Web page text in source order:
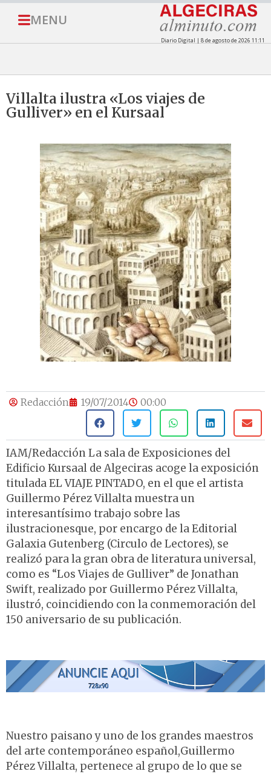
MENU
Diario Digital | 8 de agosto de 2026 11:11
Villalta ilustra «Los viajes de
Gulliver» en el Kursaal
Redacción 19/07/2014 00:00
IAM/Redacción La sala de Exposiciones del
Edificio Kursaal de Algeciras acoge la exposición
titulada EL VIAJE PINTADO, en el que el artista
Guillermo Pérez Villalta muestra un
interesantísimo trabajo sobre las
ilustracionesque, por encargo de la Editorial
Galaxia Gutenberg (Circulo de Lectores), se
realizó para la gran obra de literatura universal,
como es “Los Viajes de Gulliver” de Jonathan
Swift, realizado por Guillermo Pérez Villalta,
ilustró, coincidiendo con la conmemoración del
150 aniversario de su publicación.
Nuestro paisano y uno de los grandes maestros
del arte contemporáneo español,Guillermo
Pérez Villalta, pertenece al grupo de lo que se